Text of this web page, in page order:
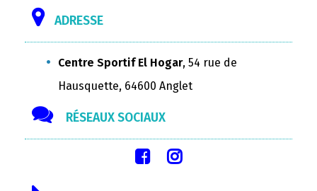
ADRESSE
Centre Sportif El Hogar, 54 rue de
Hausquette, 64600 Anglet
RÉSEAUX SOCIAUX